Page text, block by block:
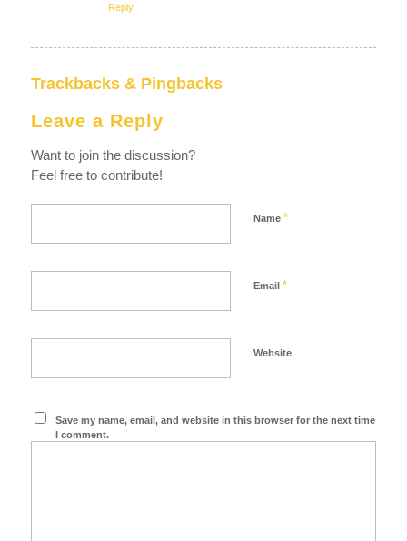
Reply
Trackbacks & Pingbacks
Leave a Reply
Want to join the discussion?
Feel free to contribute!
Name *
Email *
Website
Save my name, email, and website in this browser for the next time
I comment.